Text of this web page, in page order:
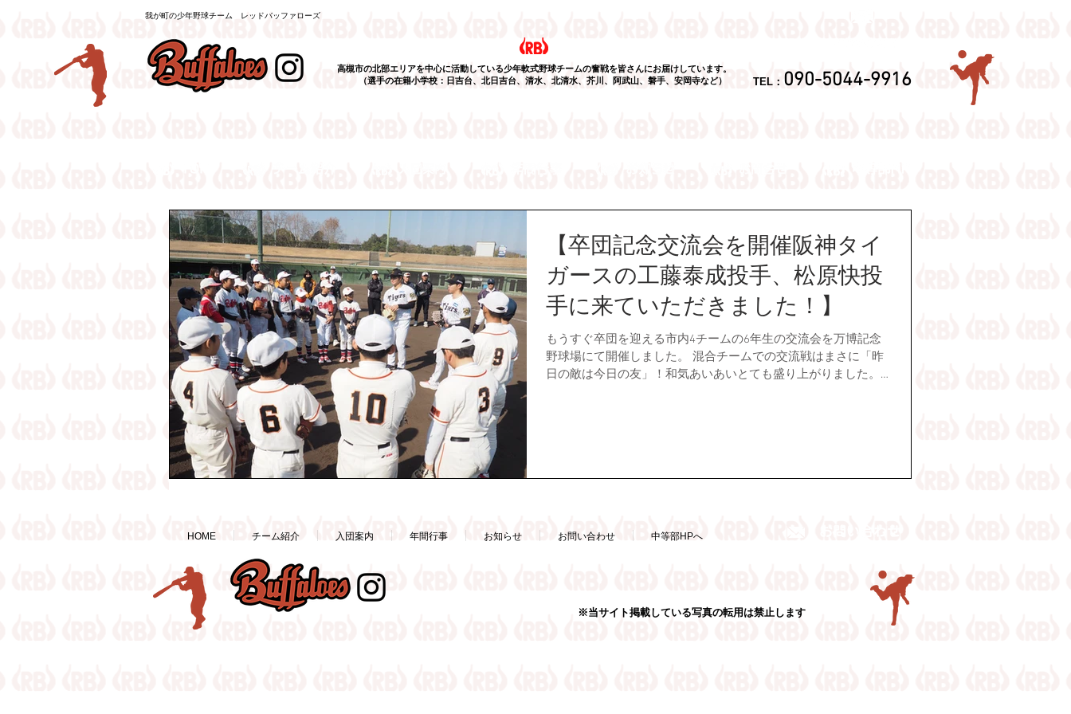
我が町の少年野球チーム レッドバッファローズ
高槻市の北部エリアを中心に活動している少年軟式野球チームの奮戦を皆さんにお届けしています。
（選手の在籍小学校：日吉台、北日吉台、清水、北清水、芥川、阿武山、磐手、安岡寺など）
TEL： 090-5044-9916
【卒団記念交流会を開催阪神タイ
ガースの工藤泰成投手、松原快投
手に来ていただきました！】
もうすぐ卒団を迎える市内4チームの6年生の交流会を万博記念
野球場にて開催しました。 混合チームでの交流戦はまさに「昨
日の敵は今日の友」！和気あいあいとても盛り上がりました。
ツの皆様、ありがとうございました！
HOME チーム紹介 入団案内 年間行事 お知らせ お問い合わせ 中等部HPへ
※当サイト掲載している写真の転用は禁止します